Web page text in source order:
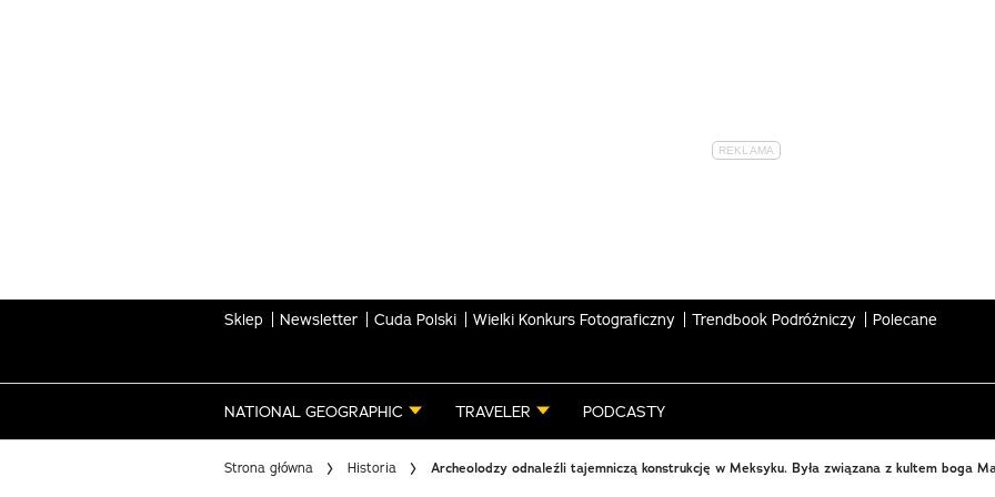
Sklep Newsletter Cuda Polski Wielki Konkurs Fotograficzny Trendbook Podróżniczy Polecane
NATIONAL GEOGRAPHIC TRAVELER PODCASTY
Strona główna Historia Archeolodzy odnaleźli tajemniczą konstrukcję w Meksyku. Była związana z kultem boga